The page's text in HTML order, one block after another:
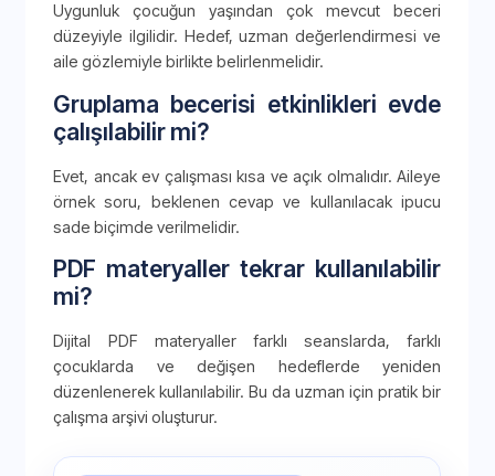
Uygunluk çocuğun yaşından çok mevcut beceri
düzeyiyle ilgilidir. Hedef, uzman değerlendirmesi ve
aile gözlemiyle birlikte belirlenmelidir.
Gruplama becerisi etkinlikleri evde
çalışılabilir mi?
Evet, ancak ev çalışması kısa ve açık olmalıdır. Aileye
örnek soru, beklenen cevap ve kullanılacak ipucu
sade biçimde verilmelidir.
PDF materyaller tekrar kullanılabilir
mi?
Dijital PDF materyaller farklı seanslarda, farklı
çocuklarda ve değişen hedeflerde yeniden
düzenlenerek kullanılabilir. Bu da uzman için pratik bir
çalışma arşivi oluşturur.